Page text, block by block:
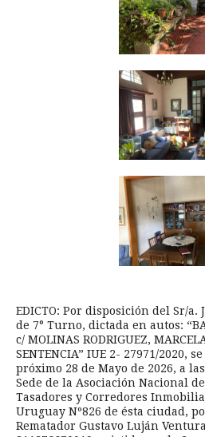
EDICTO: Por disposición del Sr/a.
de 7° Turno, dictada en autos:
c/ MOLINAS RODRIGUEZ,
SENTENCIA” IUE 2- 27971/2020,
próximo 28 de Mayo de 2026, a
Sede de la Asociación Nacional
Tasadores y Corredores
Uruguay Nº826 de ésta ciudad,
Rematador Gustavo Luján